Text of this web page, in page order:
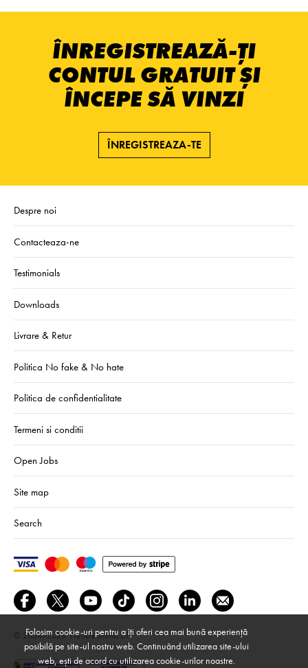
ÎNREGISTREAZĂ-ȚI
CONTUL GRATUIT ȘI
ÎNCEPE SĂ VINZI
ÎNREGISTREAZA-TE
Despre noi
Contacteaza-ne
Testimonials
Downloads
Livrare & Retur
Politica No fake & No hate
Politica de confidentialitate
Termeni si conditii
Open Jobs
Site map
Search
© 2024–2026 We Are Mono srl
Folosim cookie-uri pentru a îți oferi cea mai bună experiență
posibilă pe site-ul nostru web. Continuând utilizarea site-ului
web, ești de acord cu utilizarea cookie-urilor noastre.